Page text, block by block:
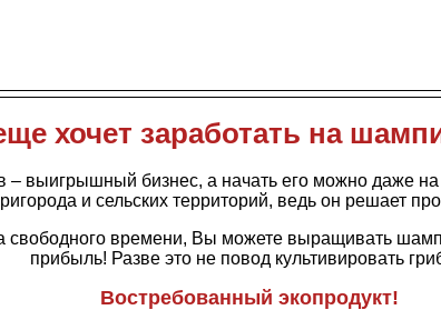
хочет заработать на
– выигрышный бизнес, а начать его можно даже
и сельских территорий, ведь он решает
свободного времени, Вы можете выращивать
прибыль! Разве это не повод культивировать
Востребованный экопродукт!